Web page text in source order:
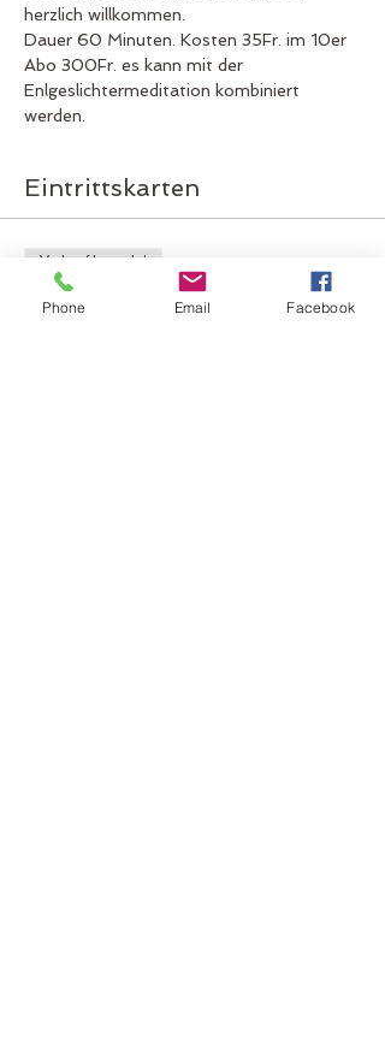
herzlich willkommen.
Dauer 60 Minuten. Kosten 35Fr. im 10er
Abo 300Fr. es kann mit der
Enlgeslichtermeditation kombiniert
werden.
Eintrittskarten
Verkauf beendet
Tickettyp
Phone Email Facebook